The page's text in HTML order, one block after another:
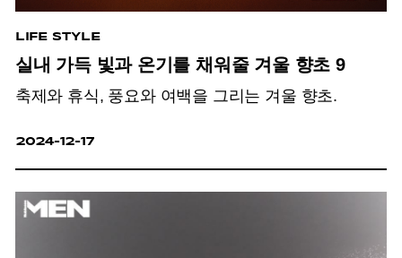
LIFE STYLE
실내 가득 빛과 온기를 채워줄 겨울 향초 9
축제와 휴식, 풍요와 여백을 그리는 겨울 향초.
2024-12-17